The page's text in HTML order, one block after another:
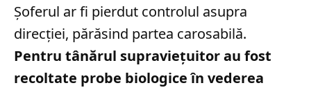
Șoferul ar fi pierdut controlul asupra
direcției, părăsind partea carosabilă.
Pentru tânărul supraviețuitor au fost
recoltate probe biologice în vederea